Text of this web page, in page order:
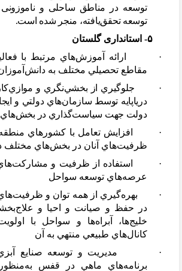
توسعه در مناطق ساحلی و ناموزونی
توسعه تحققیافته، منجر شده است.
۵- استانداری گلستان
· ارائه آموزشهاي مرتبط با
مقاطع تحصيلي مختلف به دانش
· جلوگيري از بخشينگري و موازي
درياپايه توسط سازمانهاي دولتي و
دولت جهت سياستگذاري در بخش
· افزايش تعامل با كشورهاي منطقه
ظرفيتهاي آنان در بخشهاي مختلف
· استفاده از ظرفيت و مشاركت
عرصههاي توسعه سواحل
· بهرهگيري از همه توان و ظرفيت
در حفظ و صيانت و احيا و علاج
خليجها، آبراهها و سواحل با
كانالهاي طبيعي منتهي به آن
· مديريت و توسعه صنايع
برنامههاي ماهي در قفس به